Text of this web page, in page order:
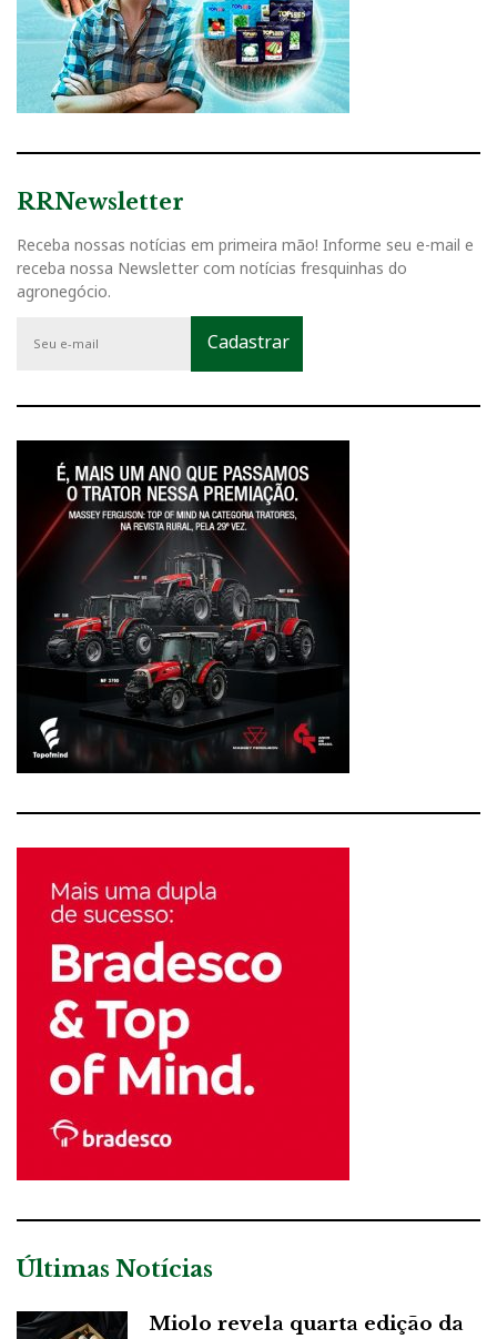
RRNewsletter
Receba nossas notícias em primeira mão! Informe seu e-mail e
receba nossa Newsletter com notícias fresquinhas do
agronegócio.
Últimas Notícias
Miolo revela quarta edição da